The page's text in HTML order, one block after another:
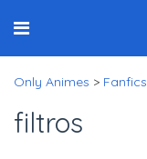
Only Animes > Fanfics
filtros